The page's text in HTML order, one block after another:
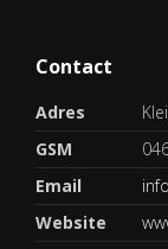
Contact
Adres
GSM
Email
Website